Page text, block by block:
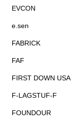
EVCON
e.sen
FABRICK
FAF
FIRST DOWN USA
F-LAGSTUF-F
FOUNDOUR